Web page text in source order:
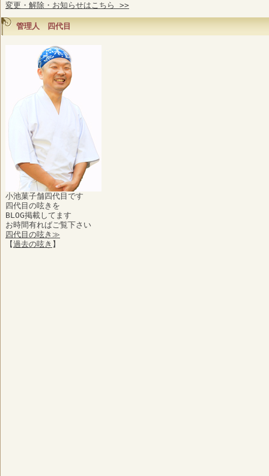
変更・解除・お知らせはこちら >>
管理人 四代目
小池菓子舗四代目です
四代目の呟きを
BLOG掲載してます
お時間有ればご覧下さい
四代目の呟き≫
【過去の呟き 】